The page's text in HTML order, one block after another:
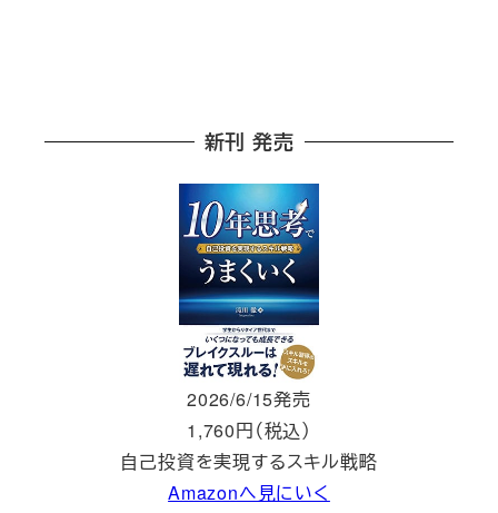
新刊 発売
2026/6/15発売
1,760円（税込）
自己投資を実現するスキル戦略
Amazonへ見にいく